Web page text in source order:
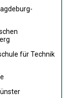
für Technik